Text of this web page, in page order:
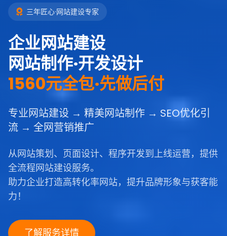
三年匠心·网站建设专家
企业网站建设
网站制作·开发设计
1560元全包·先做后付
专业网站建设 → 精美网站制作 → SEO优化引
流 → 全网营销推广
从网站策划、页面设计、程序开发到上线运营，提供
全流程网站建设服务。
助力企业打造高转化率网站，提升品牌形象与获客能
力！
了解服务详情